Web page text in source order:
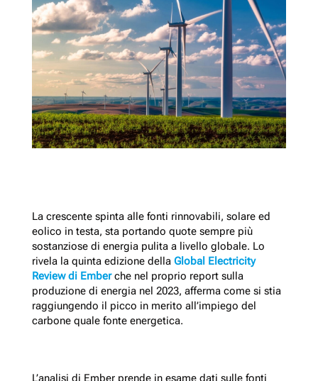
La crescente spinta alle fonti rinnovabili, solare ed
eolico in testa, sta portando quote sempre più
sostanziose di energia pulita a livello globale. Lo
rivela la quinta edizione della Global Electricity
Review di Emberche nel proprio report sulla
produzione di energia nel 2023, afferma come si stia
raggiungendo il picco in merito all’impiego del
carbone quale fonte energetica.
L’analisi di Ember prende in esame dati sulle fonti